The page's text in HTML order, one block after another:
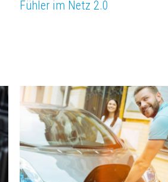
Fühler im Netz 2.0